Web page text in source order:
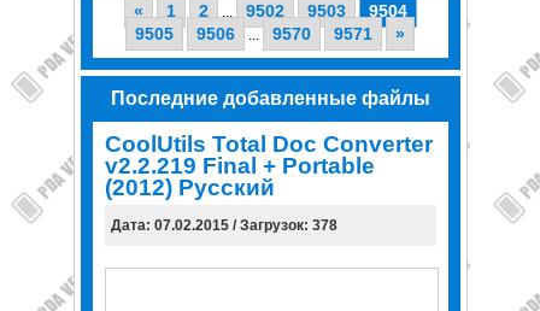
« 1 2 ... 9502 9503
9504
9505
9506 ... 9570 9571 »
Последние добавленные файлы
CoolUtils Total Doc Converter
v2.2.219 Final + Portable
(2012) Русский
Дата: 07.02.2015 / Загрузок: 378